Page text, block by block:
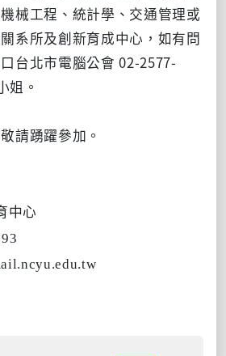
械工程、統計學、交通管理或
系所及創新育成中心，如有問
台北市電腦公會 02-2577-
姐。
請踴躍參加。
中心